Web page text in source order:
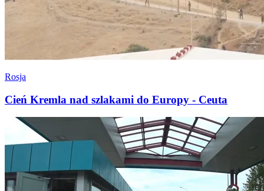
Rosja
Cień Kremla nad szlakami do Europy - Ceuta